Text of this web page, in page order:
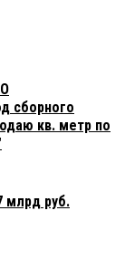
сборного
кв. метр по
млрд руб.